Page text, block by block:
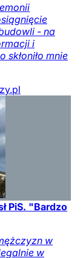
- na
i
mnie
PiS. "Bardzo
w
w